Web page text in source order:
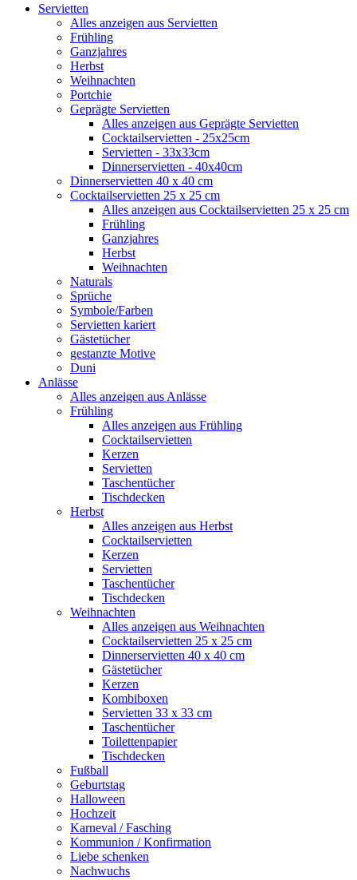
Servietten
Alles anzeigen aus Servietten
Frühling
Ganzjahres
Herbst
Weihnachten
Portchie
Geprägte Servietten
Alles anzeigen aus Geprägte Servietten
Cocktailservietten - 25x25cm
Servietten - 33x33cm
Dinnerservietten - 40x40cm
Dinnerservietten 40 x 40 cm
Cocktailservietten 25 x 25 cm
Alles anzeigen aus Cocktailservietten 25 x 25 cm
Frühling
Ganzjahres
Herbst
Weihnachten
Naturals
Sprüche
Symbole/Farben
Servietten kariert
Gästetücher
gestanzte Motive
Duni
Anlässe
Alles anzeigen aus Anlässe
Frühling
Alles anzeigen aus Frühling
Cocktailservietten
Kerzen
Servietten
Taschentücher
Tischdecken
Herbst
Alles anzeigen aus Herbst
Cocktailservietten
Kerzen
Servietten
Taschentücher
Tischdecken
Weihnachten
Alles anzeigen aus Weihnachten
Cocktailservietten 25 x 25 cm
Dinnerservietten 40 x 40 cm
Gästetücher
Kerzen
Kombiboxen
Servietten 33 x 33 cm
Taschentücher
Toilettenpapier
Tischdecken
Fußball
Geburtstag
Halloween
Hochzeit
Karneval / Fasching
Kommunion / Konfirmation
Liebe schenken
Nachwuchs